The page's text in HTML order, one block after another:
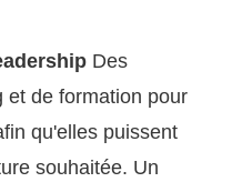
Des
et de formation pour
qu'elles puissent
souhaitée. Un